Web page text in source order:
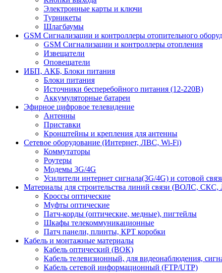
Электронные карты и ключи
Турникеты
Шлагбаумы
GSM Сигнализации и контроллеры отопительного
GSM Сигнализации и контроллеры отопления
Извещатели
Оповещатели
ИБП, АКБ, Блоки питания
Блоки питания
Источники бесперебойного питания (12-220В)
Аккумуляторные батареи
Эфирное цифровое телевидение
Антенны
Приставки
Кронштейны и крепления для антенны
Сетевое оборудование (Интернет, ЛВС, Wi-Fi)
Коммутаторы
Роутеры
Модемы 3G/4G
Усилители интернет сигнала(3G/4G) и сотовой
Материалы для строительства линий связи (ВОЛС,
Кроссы оптические
Муфты оптические
Патч-корды (оптические, медные), пигтейлы
Шкафы телекоммуникационные
Патч панели, плинты, КРТ коробки
Кабель и монтажные материалы
Кабель оптический (ВОК)
Кабель телевизионный, для видеонаблюдения,
Кабель сетевой информационный (FTP/UTP)